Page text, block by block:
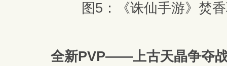
图5：《诛仙手游》焚
全新PVP——上古天晶争夺